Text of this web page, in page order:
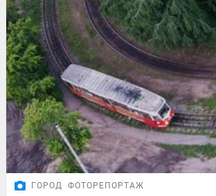
ГОРОД ФОТОРЕПОРТАЖ